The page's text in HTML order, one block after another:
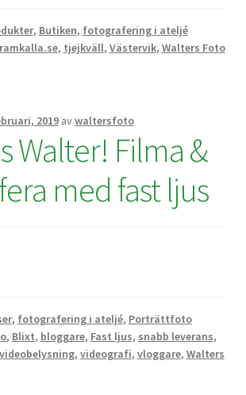
, Butiken, fotografering i ateljé
, tjejkväll, Västervik, Walters Foto
2019 avwaltersfoto
Walter! Filma &
med fast ljus
, fotografering i ateljé, Porträttfoto
, Blixt, bloggare, Fast ljus, snabb leverans,
videobelysning, videografi, vloggare, Walters